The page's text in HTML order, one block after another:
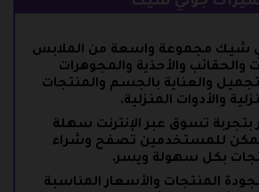
شيك مجموعة واسعة من الملابس
والحقائب والأحذية والمجوهرات
والعناية بالجسم والمنتجات
والأدوات المنزلية.
بتجربة تسوق عبر الإنترنت سهلة
للمستخدمين تصفح وشراء
بكل سهولة ويسر.
المنتجات والأسعار المناسبة